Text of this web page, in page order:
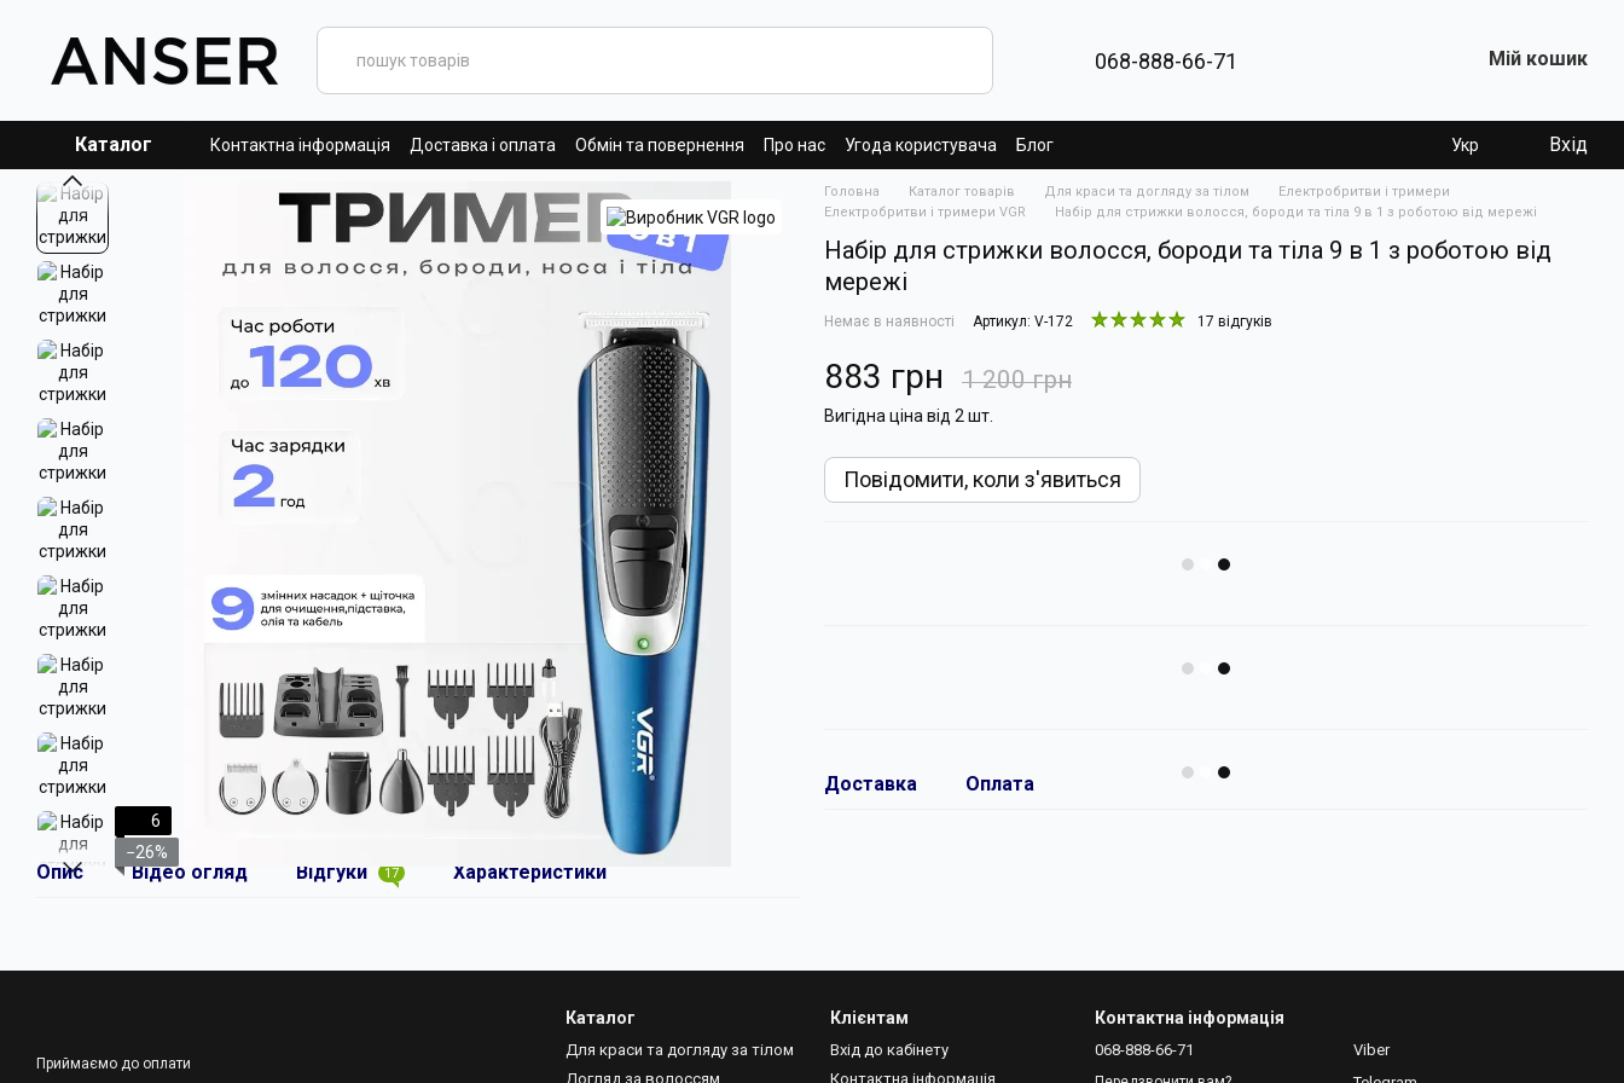
068-888-66-71 Мій кошик
Каталог Контактна інформація Доставка і оплата Обмін та повернення Про нас Угода користувача Блог Укр Вхід
6
−26%
Опис Відео огляд Відгуки 17 Характеристики
Головна Каталог товарів Для краси та догляду за тілом
Електробритви і тримери
Електробритви і тримери VGR
Набір для стрижки волосся, бороди та тіла 9 в 1 з роботою від мережі
Набір для стрижки волосся, бороди та тіла 9 в 1 з роботою від
мережі
Немає в наявності Артикул: V-172 17 відгуків
883 грн 1 200 грн
Вигідна ціна від 2 шт.
Повідомити, коли з'явиться
Доставка Оплата
Приймаємо до оплати
Каталог
Для краси та догляду за тілом
Догляд за волоссям
Клієнтам
Вхід до кабінету
Контактна інформація
Контактна інформація
068-888-66-71
Viber